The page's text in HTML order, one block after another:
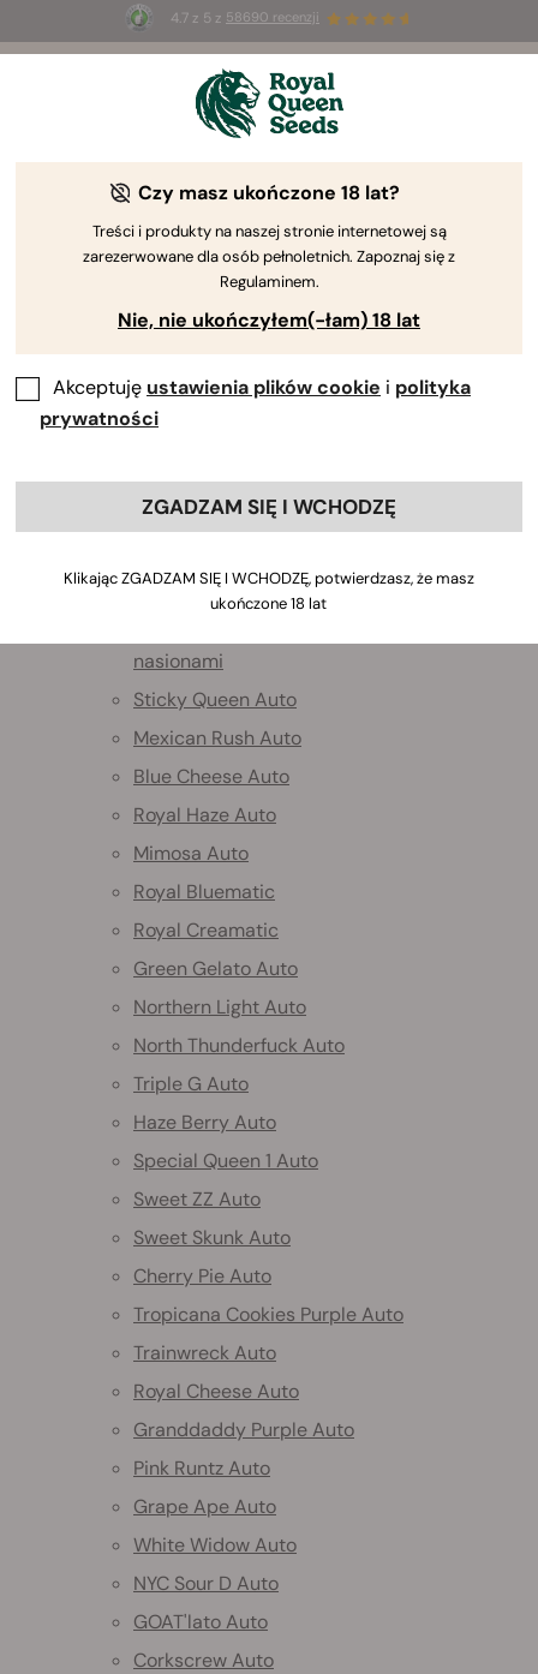
4.7 z 5 z 58690 recenzji
Summer Sales: do 50% zniżki
na wybrane produkty ⏤
Mapa strony
Nasza oferta
Najczęściej
kupowane
Oferuje
Cennik RQS
Products
Home
Nasiona Marihuany Automaty
nasionami
Sticky Queen Auto
Mexican Rush Auto
Blue Cheese Auto
Royal Haze Auto
Mimosa Auto
Royal Bluematic
Royal Creamatic
Green Gelato Auto
Northern Light Auto
North Thunderfuck Auto
Triple G Auto
Haze Berry Auto
Special Queen 1 Auto
Sweet ZZ Auto
Sweet Skunk Auto
Cherry Pie Auto
Tropicana Cookies Purple Auto
Trainwreck Auto
Royal Cheese Auto
Granddaddy Purple Auto
Pink Runtz Auto
Grape Ape Auto
White Widow Auto
NYC Sour D Auto
GOAT'lato Auto
Corkscrew Auto
Czy masz ukończone 18 lat?
Treści i produkty na naszej stronie internetowej są
zarezerwowane dla osób pełnoletnich. Zapoznaj się z
Regulaminem.
Nie, nie ukończyłem(-łam) 18 lat
Akceptuję ustawienia plików cookie i polityka
prywatności
ZGADZAM SIĘ I WCHODZĘ
Klikając ZGADZAM SIĘ I WCHODZĘ, potwierdzasz, że masz
ukończone 18 lat